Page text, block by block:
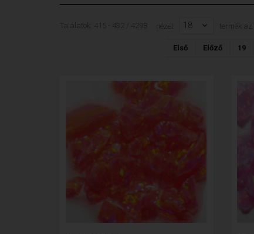
Találatok: 415 - 432 / 4298 nézet: 18 termék az
Első Előző 19